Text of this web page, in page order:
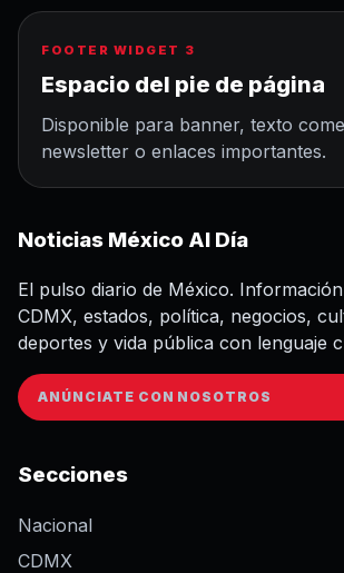
FOOTER WIDGET 3
Espacio del pie de página
Disponible para banner, texto
newsletter o enlaces importantes.
Noticias México Al Día
El pulso diario de México.
CDMX, estados, política, negocios,
deportes y vida pública con lenguaje
ANÚNCIATE CON NOSOTROS
Secciones
Nacional
CDMX